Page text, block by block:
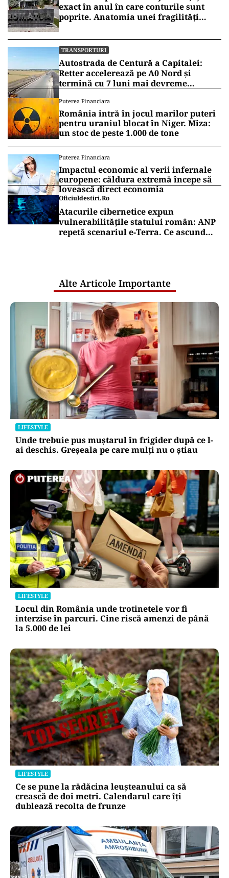
exact în anul în care conturile sunt
poprite. Anatomia unei fragilități
TRANSPORTURI
Autostrada de Centură a Capitalei:
Retter accelerează pe A0 Nord și
termină cu 7 luni mai devreme
Puterea Financiara
România intră în jocul marilor puteri
pentru uraniul blocat în Niger. Miza:
un stoc de peste 1.000 de tone
Puterea Financiara
Impactul economic al verii infernale
europene: căldura extremă începe să
lovească direct economia
Oficiuldestiri.ro
Atacurile cibernetice expun
vulnerabilitățile statului român: ANP
repetă scenariul e‑Terra. Ce ascund
Alte Articole Importante
LIFESTYLE
Unde trebuie pus muștarul în frigider după ce l-
ai deschis. Greșeala pe care mulți nu o știau
LIFESTYLE
Locul din România unde trotinetele vor fi
interzise în parcuri. Cine riscă amenzi de până
la 5.000 de lei
LIFESTYLE
Ce se pune la rădăcina leușteanului ca să
crească de doi metri. Calendarul care îți
dublează recolta de frunze